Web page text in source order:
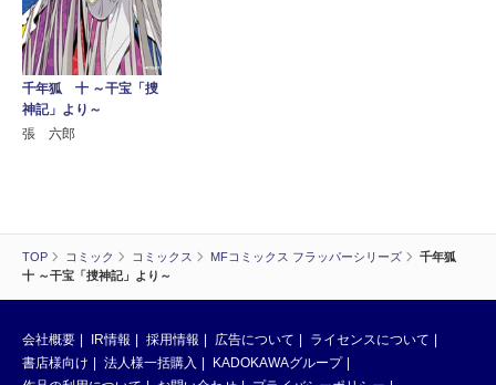
TOP コミック コミックス MFコミックス フラッパーシリーズ
千年狐
十 ～干宝「捜神記」より～
千年狐 十 ～干宝「捜
神記」より～
張 六郎
会社概要 IR情報 採用情報 広告について
ライセンスについて
書店様向け
法人様一括購入
KADOKAWAグループ